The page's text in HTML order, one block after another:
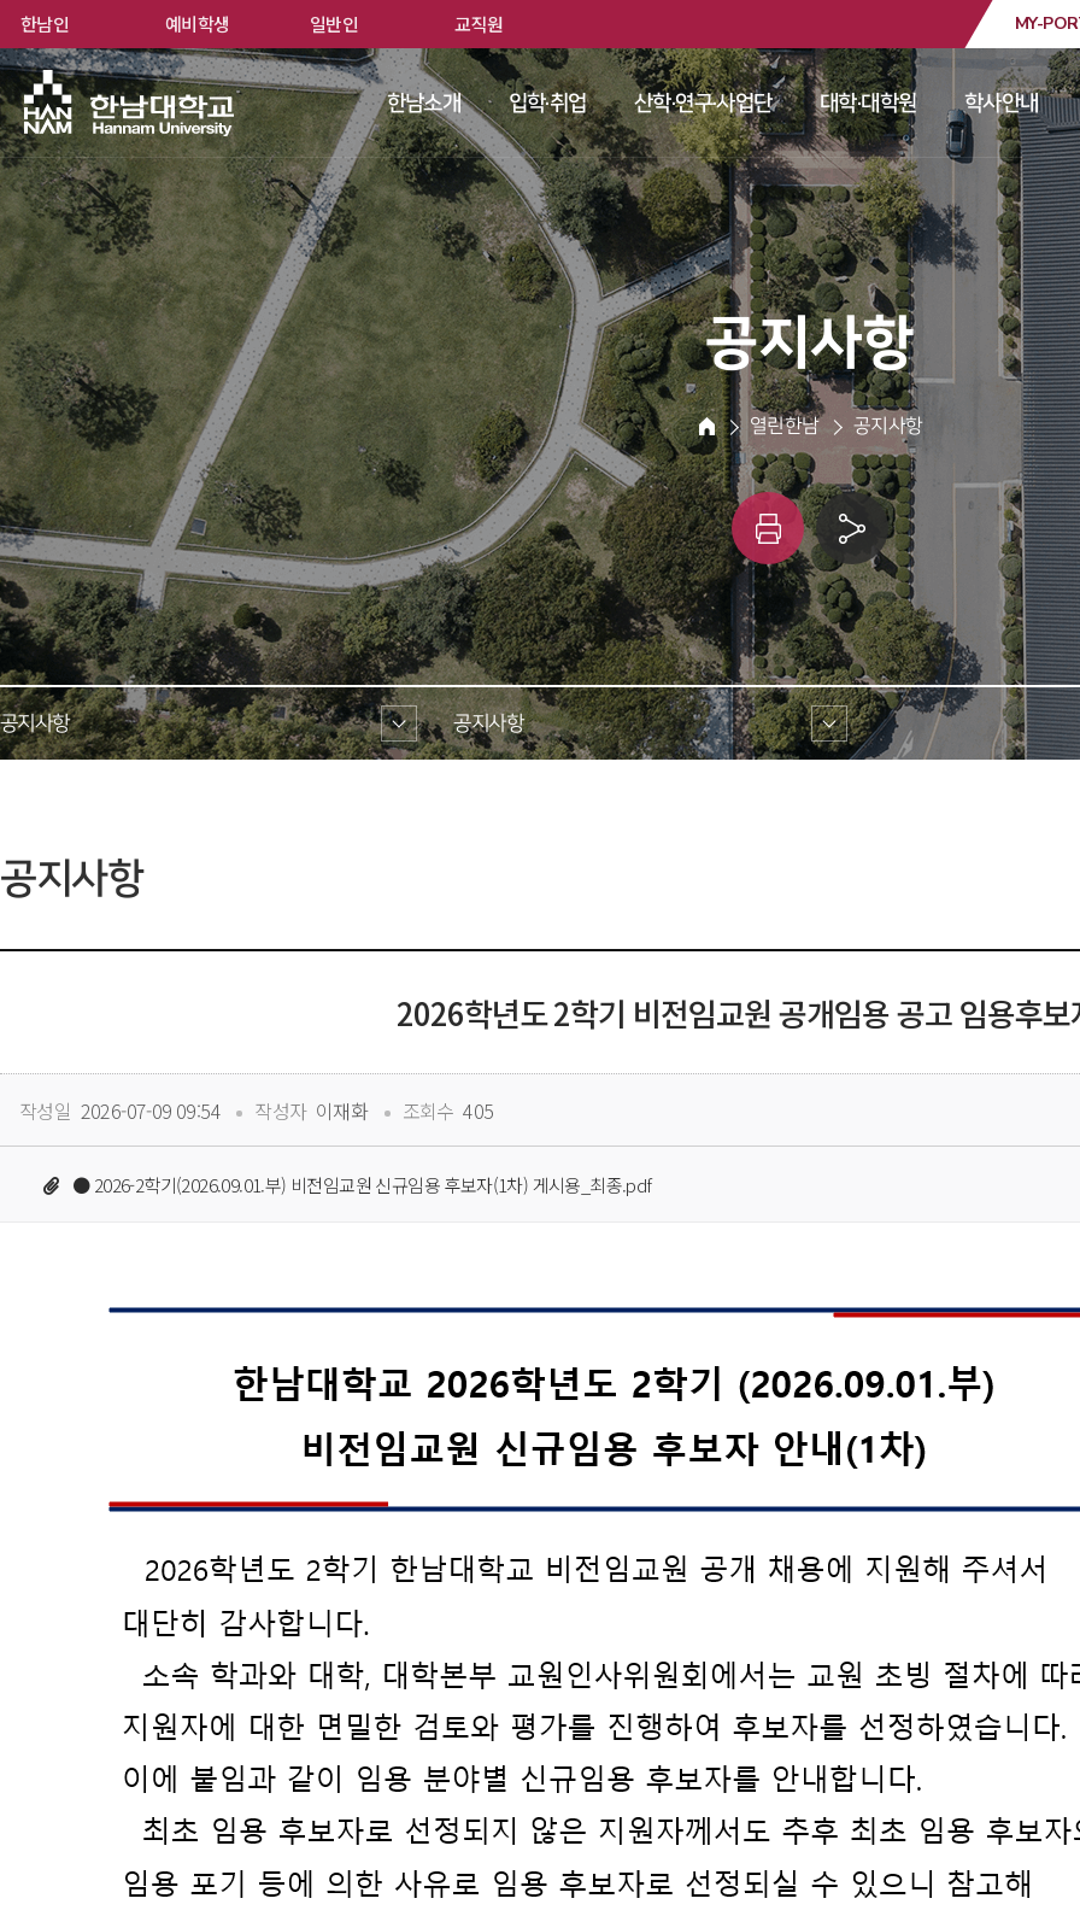
한남대학교
MY-
한남소개 입학·취업 산학·연구·사업단 대학·대학원 학사안내
공지사항
HOME
열린한남 공지사항
쇄
링
크
공유
공지사항 공지사항
공지사항
2026학년도 2학기 비전임교원 공개임용 공고 임용후
작성일 2026-07-09 09:54 작성자 이재화 조회수 405
● 2026-2학기(2026.09.01.부) 비전임교원 신규임용 후보자(1차) 게시용_최종.pdf
한남인 예비학생 일반인 교직원